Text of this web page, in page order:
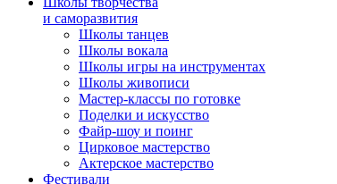
и саморазвития
Школы танцев
Школы вокала
Школы игры на инструментах
Школы живописи
Мастер-классы по готовке
Поделки и искусство
Файр-шоу и поинг
Цирковое мастерство
Актерское мастерство
Фестивали